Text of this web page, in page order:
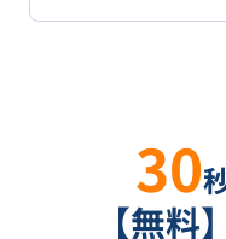
30
【無